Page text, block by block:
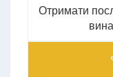
Отримати